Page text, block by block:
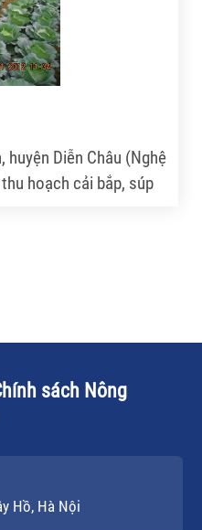
huyện Diễn Châu (Nghệ
hoạch cải bắp, súp
sách Nông
Hồ, Hà Nội